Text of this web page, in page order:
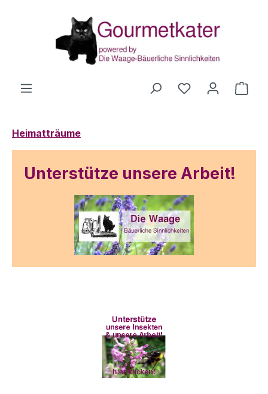
Zum Hauptinhalt springen
Du hast 0
Heimatträume
Unterstütze unsere Arbeit!